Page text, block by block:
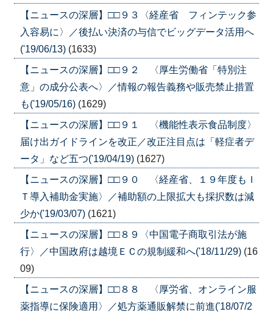
【ニュースの深層】□□９３〈経産省 フィンテック参
入容易に〉／後払い決済の与信でビッグデータ活用へ
('19/06/13) (1633)
【ニュースの深層】□□９２ 〈厚生労働省「特別注
意」の成分公表へ〉／情報の報告義務や販売禁止措置
も('19/05/16) (1629)
【ニュースの深層】□□９１ 〈機能性表示食品制度〉
届け出ガイドラインを改正／改正注目点は「軽症者デ
ータ」など五つ('19/04/19) (1627)
【ニュースの深層】□□９０ 〈経産省、１９年度もＩ
Ｔ導入補助金実施〉／補助額の上限拡大も採択数は減
少か('19/03/07) (1621)
【ニュースの深層】□□８９〈中国電子商取引法が施
行〉／中国政府は越境ＥＣの規制緩和へ('18/11/29) (16
09)
【ニュースの深層】□□８８ 〈厚労省、オンライン服
薬指導に保険適用〉／処方薬通販解禁に前進('18/07/2